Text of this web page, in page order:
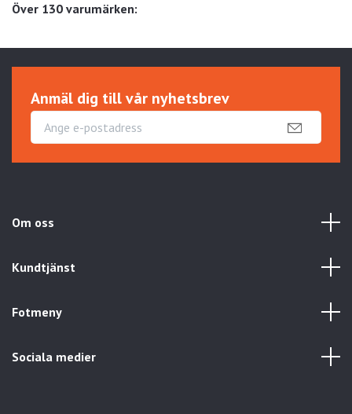
Över 130 varumärken:
Anmäl dig till vår nyhetsbrev
Om oss
Kundtjänst
Fotmeny
Sociala medier